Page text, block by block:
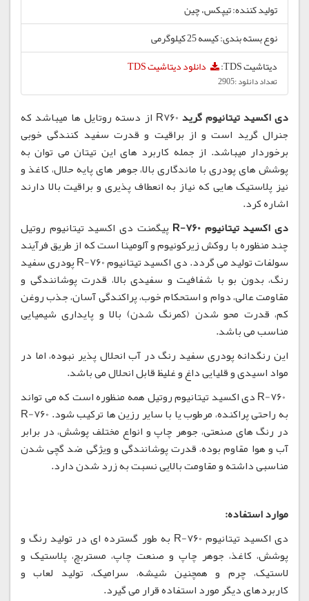
تولید کننده: تیپکس، چین
نوع بسته بندی: کیسه 25 کیلوگرمی
دیتاشیت TDS:
دانلود دیتاشیت TDS
تعداد دانلود :2905
دی اکسید تیتانیوم گرید
R760 از دسته روتایل ها میباشد که
جنرال گرید است و از براقیت و قدرت سفید کنندگی خوبی
برخوردار میباشد. از جمله کاربرد های این تیتان می توان به
پوشش های پودری با ماندگاری بالا، جوهر های پایه حلال، کاغذ و
نیز پلاستیک هایی که نیاز به انعطاف پذیری و براقیت بالا دارند
اشاره کرد.
دی اکسید تیتانیوم R-760
پیگمنت دی اکسید تیتانیوم روتیل
چند منظوره با روکش زیرکونیوم و آلومینا است که از طریق فرآیند
سولفات تولید می گردد. دی اکسید تیتانیوم R-760 پودری سفید
رنگ، بدون بو با شفافیت و سفیدی بالا، قدرت پوشانندگی و
مقاومت عالی، دوام و استحکام خوب، پراکندگی آسان، جذب روغن
کم، قدرت محو شدن (کمرنگ شدن) بالا و پایداری شیمیایی
مناسب می باشد.
این رنگدانه پودری سفید رنگ در آب انحلال پذیر نبوده، اما در
مواد اسیدی و قلیایی داغ و غلیظ قابل انحلال می باشد.
R-760 دی اکسید تیتانیوم روتیل همه منظوره است که می تواند
به راحتی پراکنده، مرطوب یا با سایر رزین ها ترکیب شود. R-760
در رنگ های صنعتی، جوهر چاپ و انواع مختلف پوشش، در برابر
آب و هوا مقاوم بوده، قدرت پوشانندگی و ویژگی ضد گچی شدن
مناسبی داشته و مقاومت بالایی نسبت به زرد شدن دارد.
موارد استفاده:
دی اکسید تیتانیوم R-760 به طور گسترده ای در تولید رنگ و
پوشش، کاغذ، جوهر چاپ و صنعت چاپ، مستربچ، پلاستیک و
لاستیک، چرم و همچنین شیشه، سرامیک، تولید لعاب و
کاربردهای دیگر مورد استفاده قرار می گیرد.